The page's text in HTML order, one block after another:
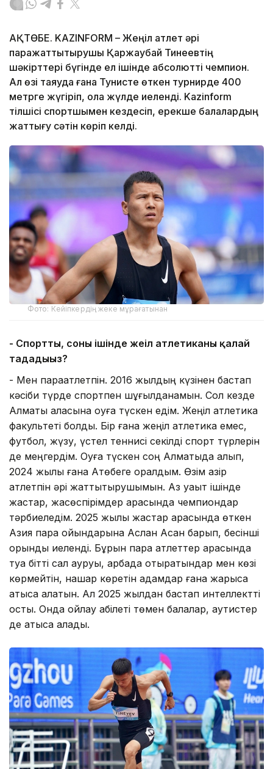
АҚТӨБЕ. KAZINFORM – Жеңіл атлет әрі
паражаттықтырушы Қаржаубай Тинеевтің
шәкірттері бүгінде ел ішінде абсолютті чемпион.
Ал өзі таяуда ғана Тунисте өткен турнирде 400
метрге жүгіріп, қола жүлде иеленді. Kazinform
тілшісі спортшымен кездесіп, ерекше балалардың
жаттығу сәтін көріп келді.
Фото: Кейіпкердің жеке мұрағатынан
- Спортты, соның ішінде жеңіл атлетиканы қалай
таңдадыңыз?
- Мен параатлетпін. 2016 жылдың күзінен бастап
кәсіби түрде спортпен шұғылданамын. Сол кезде
Алматы қаласына оқуға түскен едім. Жеңіл атлетика
факультеті болды. Бір ғана жеңіл атлетика емес,
футбол, жүзу, үстел теннисі секілді спорт түрлерін
де меңгердім. Оқуға түскен соң Алматыда қалып,
2024 жылы ғана Ақтөбеге оралдым. Өзім қазір
атлетпін әрі жаттықтырушымын. Аз уақыт ішінде
жастар, жасөспірімдер арасында чемпиондар
тәрбиеледім. 2025 жылы жастар арасында өткен
Азия пара ойындарына Аслан Асан барып, бесінші
орынды иеленді. Бұрын пара атлеттер арасында
туа бітті сал ауруы, арбада отыратындар мен көзі
көрмейтін, нашар көретін адамдар ғана жарысқа
қатыса алатын. Ал 2025 жылдан бастап интеллектті
қосты. Онда ойлау қабілеті төмен балалар, аутистер
де қатыса алады.